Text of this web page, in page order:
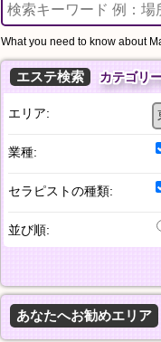
What you need to know about
エステ検索 カテゴリ
エリア:
業種:
セラピストの種類:
並び順:
あなたへお勧めエリア